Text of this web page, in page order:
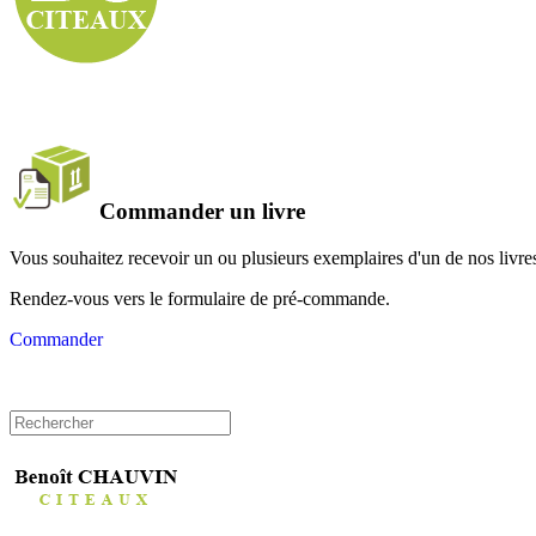
Commander un livre
Vous souhaitez recevoir un ou plusieurs exemplaires d'un de nos
Rendez-vous vers le formulaire de pré-commande.
Commander